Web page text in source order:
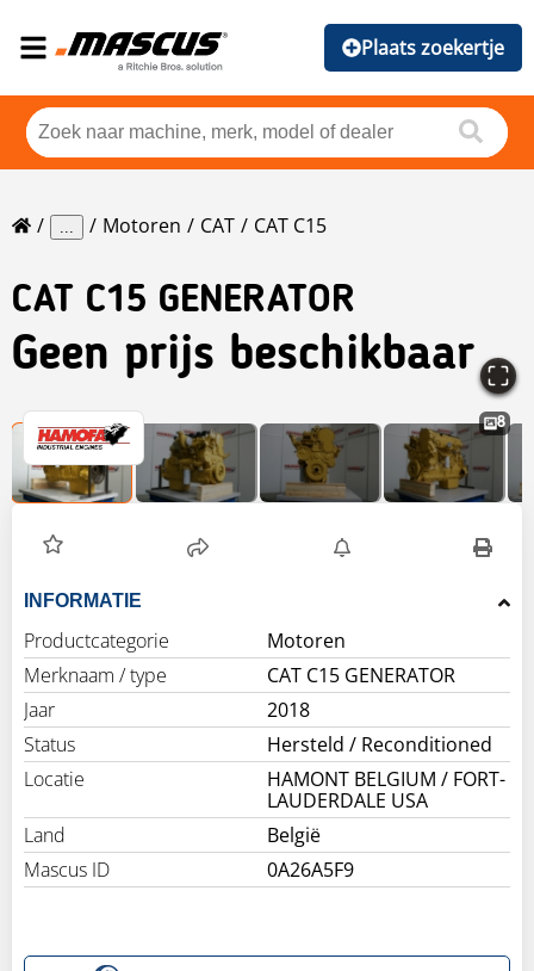
Plaats zoekertje
... Motoren CAT CAT C15
CAT C15 GENERATOR
Geen prijs beschikbaar
8
INFORMATIE
Productcategorie
Motoren
Merknaam / type
CAT C15 GENERATOR
Jaar
2018
Status
Hersteld / Reconditioned
Locatie
HAMONT BELGIUM / FORT-
LAUDERDALE USA
Land
België
Mascus ID
0A26A5F9